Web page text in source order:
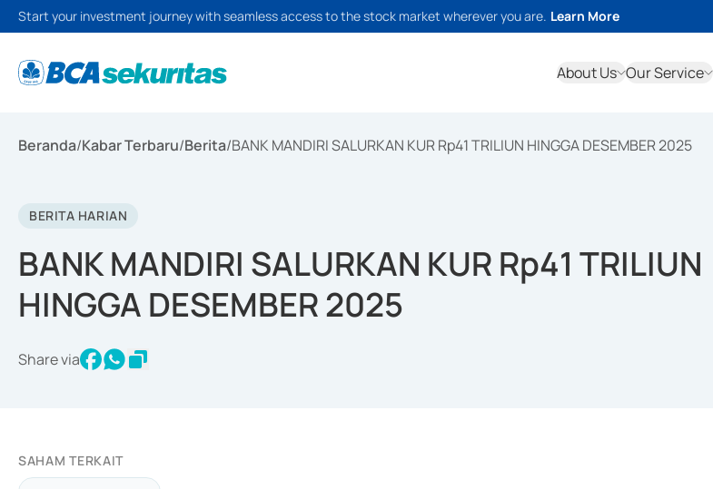
Start your investment journey with seamless access to the stock market wherever you are. Learn More
About Us Our Service
Beranda/Kabar Terbaru/Berita/BANK MANDIRI SALURKAN KUR Rp41 TRILIUN HINGGA DESEMBER 2025
BERITA HARIAN
BANK MANDIRI SALURKAN KUR Rp41 TRILIUN
HINGGA DESEMBER 2025
Share via
SAHAM TERKAIT